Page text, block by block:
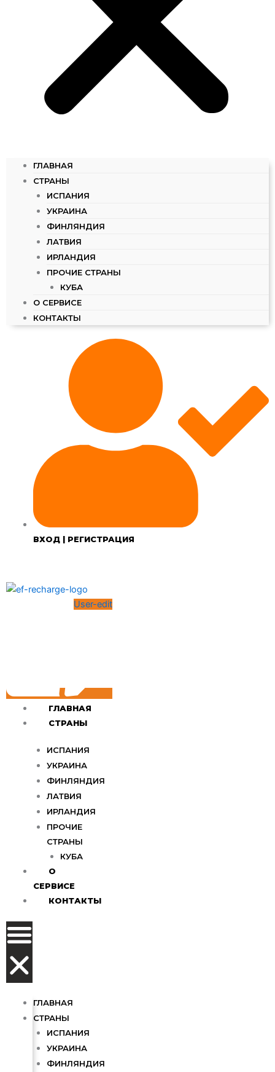
ГЛАВНАЯ
СТРАНЫ
ИСПАНИЯ
УКРАИНА
ФИНЛЯНДИЯ
ЛАТВИЯ
ИРЛАНДИЯ
ПРОЧИЕ СТРАНЫ
КУБА
О СЕРВИСЕ
КОНТАКТЫ
ВХОД | РЕГИСТРАЦИЯ
User-edit
ГЛАВНАЯ
СТРАНЫ
ИСПАНИЯ
УКРАИНА
ФИНЛЯНДИЯ
ЛАТВИЯ
ИРЛАНДИЯ
ПРОЧИЕ
СТРАНЫ
КУБА
О
СЕРВИСЕ
КОНТАКТЫ
ГЛАВНАЯ
СТРАНЫ
ИСПАНИЯ
УКРАИНА
ФИНЛЯНДИЯ